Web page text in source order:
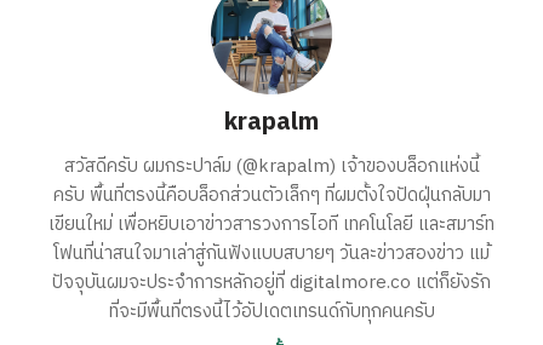
krapalm
สวัสดีครับ ผมกระปาล์ม (@krapalm) เจ้าของบล็อกแห่งนี้
ครับ พื้นที่ตรงนี้คือบล็อกส่วนตัวเล็กๆ ที่ผมตั้งใจปัดฝุ่นกลับมา
เขียนใหม่ เพื่อหยิบเอาข่าวสารวงการไอที เทคโนโลยี และสมาร์ท
โฟนที่น่าสนใจมาเล่าสู่กันฟังแบบสบายๆ วันละข่าวสองข่าว แม้
ปัจจุบันผมจะประจำการหลักอยู่ที่ digitalmore.co แต่ก็ยังรัก
ที่จะมีพื้นที่ตรงนี้ไว้อัปเดตเทรนด์กับทุกคนครับ